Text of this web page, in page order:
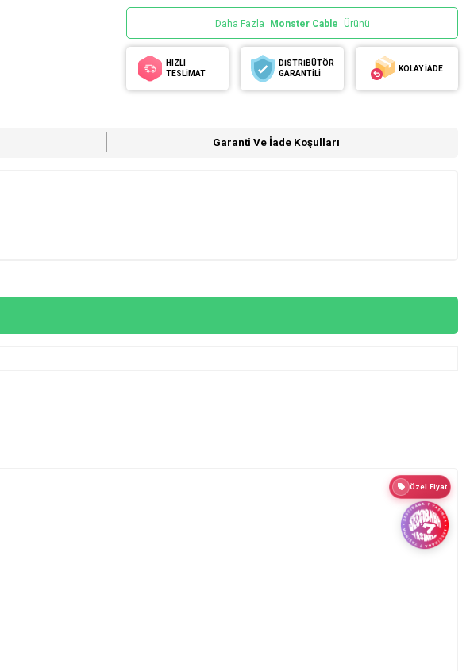
Daha Fazla Monster Cable Ürünü
HIZLI
TESLİMAT
DİSTRİBÜTÖR
GARANTİLİ
KOLAY İADE
Garanti Ve İade Koşulları
Özel Fiyat